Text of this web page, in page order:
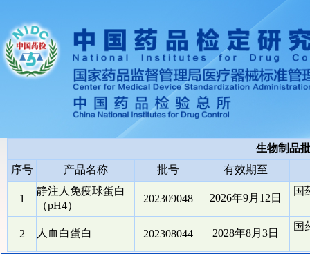
生物制品
序号
产品名称 批号 有效期至
1
静注人免疫球蛋白
（pH4）
202309048 2026年9月12日
国
2 人血白蛋白 202308044 2028年8月3日
国